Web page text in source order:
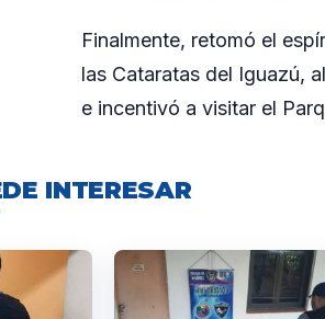
Finalmente, retomó el
las Cataratas del Iguazú,
e incentivó a visitar el
INTERESAR